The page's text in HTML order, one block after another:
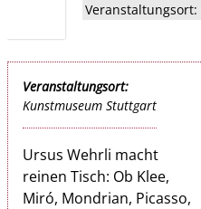
Veranstaltungsort:
Veranstaltungsort:
Kunstmuseum Stuttgart
Ursus Wehrli macht
reinen Tisch: Ob Klee,
Miró, Mondrian, Picasso,